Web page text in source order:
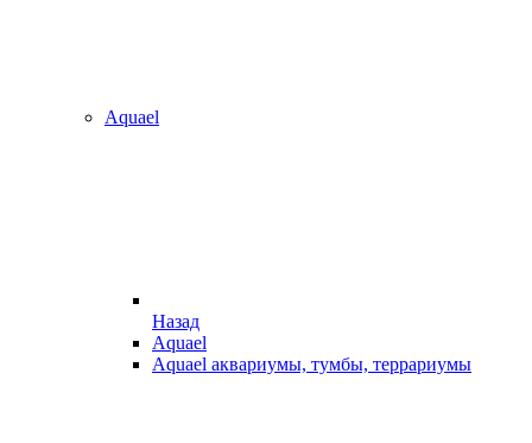
Aquael
Назад
Aquael
Aquael аквариумы, тумбы, террариумы